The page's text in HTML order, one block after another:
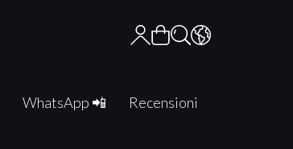
WhatsApp 📲 Recensioni